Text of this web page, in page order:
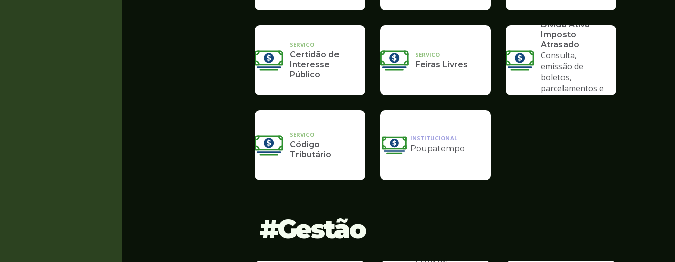
SERVICO
Certidão de
Interesse
Público
SERVICO
Feiras Livres
Dívida Ativa -
Imposto
Atrasado
Consulta,
emissão de
boletos,
parcelamentos e
SERVICO
Código
Tributário
Ilustração
de
INSTITUCIONAL
Poupatempo
Gestão